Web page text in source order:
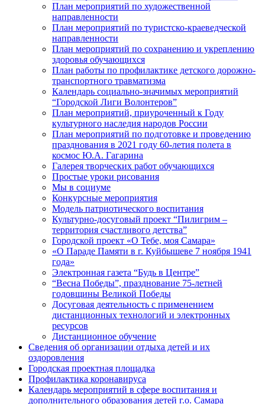
План мероприятий по художественной
направленности
План мероприятий по туристско-краеведческой
направленности
План мероприятий по сохранению и укреплению
здоровья обучающихся
План работы по профилактике детского дорожно-
транспортного травматизма
Календарь социально-значимых мероприятий
“Городской Лиги Волонтеров”
План мероприятий, приуроченный к Году
культурного наследия народов России
План мероприятий по подготовке и проведению
празднования в 2021 году 60-летия полета в
космос Ю.А. Гагарина
Галерея творческих работ обучающихся
Простые уроки рисования
Мы в социуме
Конкурсные мероприятия
Модель патриотического воспитания
Культурно-досуговый проект “Пилигрим –
территория счастливого детства”
Городской проект «О Тебе, моя Самара»
«О Параде Памяти в г. Куйбышеве 7 ноября 1941
года»
Электронная газета “Будь в Центре”
“Весна Победы”, празднование 75-летней
годовщины Великой Победы
Досуговая деятельность с применением
дистанционных технологий и электронных
ресурсов
Дистанционное обучение
Сведения об организации отдыха детей и их
оздоровления
Городская проектная площадка
Профилактика коронавируса
Календарь мероприятий в сфере воспитания и
дополнительного образования детей г.о. Самара